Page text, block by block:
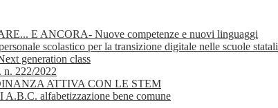
E ANCORA- Nuove competenze e nuovi linguaggi
scolastico per la transizione digitale nelle scuole statali
generation class
222/2022
ATTIVA CON LE STEM
alfabetizzazione bene comune